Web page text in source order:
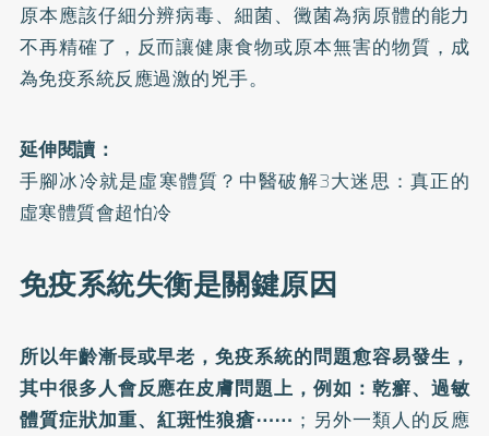
原本應該仔細分辨病毒、細菌、黴菌為病原體的能力
不再精確了，反而讓健康食物或原本無害的物質，成
為免疫系統反應過激的兇手。
延伸閱讀：
手腳冰冷就是虛寒體質？中醫破解3大迷思：真正的
虛寒體質會超怕冷
免疫系統失衡是關鍵原因
所以年齡漸長或早老，免疫系統的問題愈容易發生，
其中很多人會反應在皮膚問題上，例如：乾癬、過敏
體質症狀加重、紅斑性狼瘡⋯⋯ ；另外一類人的反應